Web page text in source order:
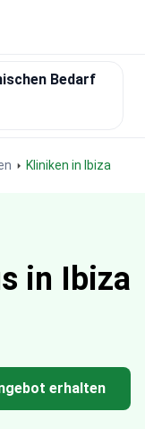
Kliniken in Ibiza
Bedarf
in Ibiza
erhalten